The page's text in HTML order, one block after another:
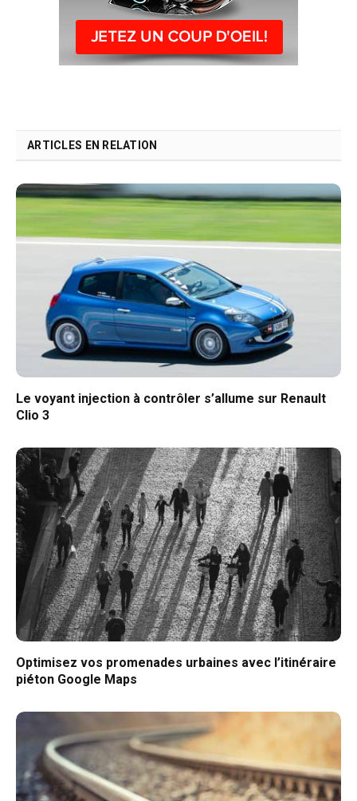
ARTICLES EN RELATION
Le voyant injection à contrôler s’allume sur Renault
Clio 3
Optimisez vos promenades urbaines avec l’itinéraire
piéton Google Maps